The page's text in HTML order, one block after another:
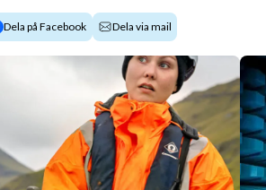
Dela på Facebook Dela via mail